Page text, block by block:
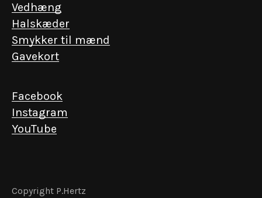
Vedhæng
Halskæder
Smykker til mænd
Gavekort
Facebook
Instagram
YouTube
Copyright P.Hertz
EN INVITATION FRA KGL. HOFJUVELERER P. HERTZ
op og få forspring til det ekstraordinære – fra
lancering af unikke kollektioner til events i